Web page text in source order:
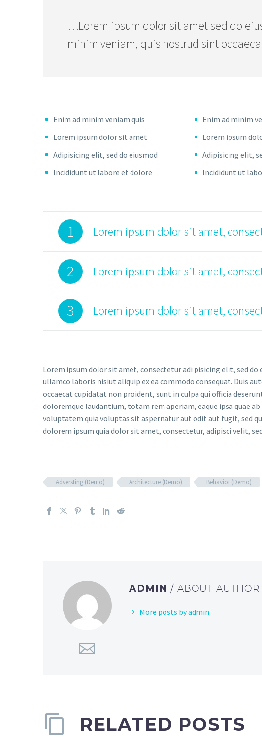
…Lorem ipsum dolor sit amet sed do
minim veniam, quis nostrud sint
Enim ad minim veniam quis
Lorem ipsum dolor sit amet
Adipisicing elit, sed do eiusmod
Incididunt ut labore et dolore
Enim ad minim
Lorem ipsum
Adipisicing elit,
Incididunt ut
1 Lorem ipsum dolor sit amet,
2 Lorem ipsum dolor sit amet,
3 Lorem ipsum dolor sit amet,
Lorem ipsum dolor sit amet, consectetur adi pisicing elit, sed
ullamco laboris nisiut aliquip ex ea commodo consequat. Duis
occaecat cupidatat non proident, sunt in culpa qui officia
doloremque laudantium, totam rem aperiam, eaque ipsa quae
voluptatem quia voluptas sit aspernatur aut odit aut fugit, sed
dolorem ipsum quia dolor sit amet, consectetur, adipisci velit,
Adversting (Demo) Architecture (Demo) Behavior (Demo)
ADMIN / ABOUT AUTHOR
More posts by admin
RELATED POSTS